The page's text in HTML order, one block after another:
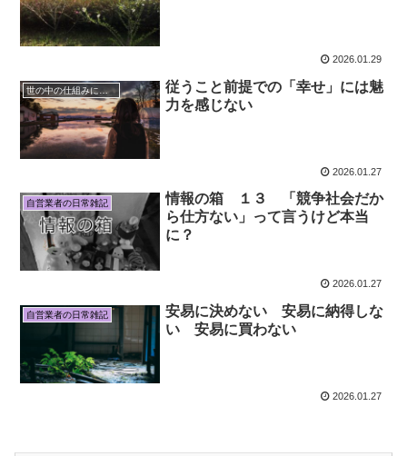
2026.01.29
世の中の仕組みについて
従うこと前提での「幸せ」には魅
力を感じない
2026.01.27
自営業者の日常雑記
情報の箱 １３ 「競争社会だか
ら仕方ない」って言うけど本当
に？
2026.01.27
自営業者の日常雑記
安易に決めない 安易に納得しな
い 安易に買わない
2026.01.27